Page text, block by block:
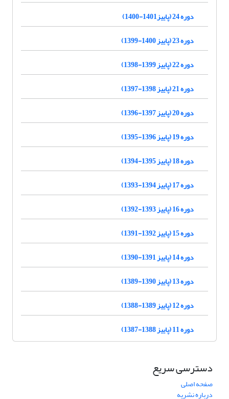
دوره 24 (پاییز1401-1400)
دوره 23 (پاییز 1400-1399)
دوره 22 (پاییز 1399-1398)
دوره 21 (پاییز 1398-1397)
دوره 20 (پاییز 1397-1396)
دوره 19 (پاییز 1396-1395)
دوره 18 (پاییز 1395-1394)
دوره 17 (پاییز 1394-1393)
دوره 16 (پاییز 1393-1392)
دوره 15 (پاییز 1392-1391)
دوره 14 (پاییز 1391-1390)
دوره 13 (پاییز 1390-1389)
دوره 12 (پاییز 1389-1388)
دوره 11 (پاییز 1388-1387)
دسترسی سریع
صفحه اصلی
درباره نشریه